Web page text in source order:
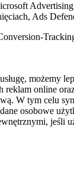
Ads
możemy
reklam online
W tym celu
osobowe
jeśli